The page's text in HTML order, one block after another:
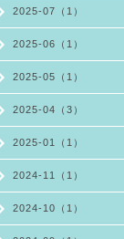
2025-07（1）
2025-06（1）
2025-05（1）
2025-04（3）
2025-01（1）
2024-11（1）
2024-10（1）